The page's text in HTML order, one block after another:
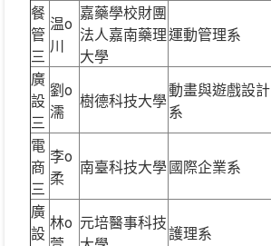
餐
管
三
温o
川
嘉藥學校財團
法人嘉南藥理
大學
運動管理系
廣
設
三
劉o
濡
樹德科技大學
動畫與遊戲設計
系
電
商
三
李o
柔
南臺科技大學 國際企業系
廣
設
林o 元培醫事科技
護理系